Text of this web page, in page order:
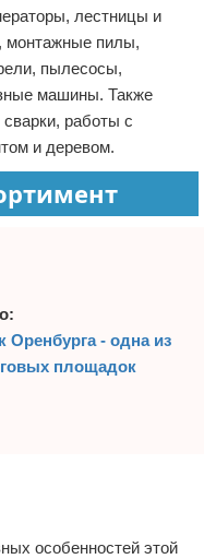
лестницы и
монтажные пилы,
пылесосы,
машины. Также
работы с
и деревом.
- одна из
площадок
особенностей этой